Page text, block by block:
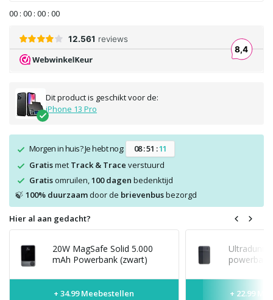
00 : 00 : 00 : 00
Dit product is geschikt voor de:
iPhone 13 Pro
Morgen in huis? Je hebt nog: 08:51 :11
Gratismet Track & Trace verstuurd
Gratisomruilen, 100 dagen bedenktijd
🍃 100% duurzaamdoor de brievenbusbezorgd
Hier al aan gedacht?
20W MagSafe Solid 5.000
mAh Powerbank (zwart)
+ 34.99 Meebestellen + 22.99